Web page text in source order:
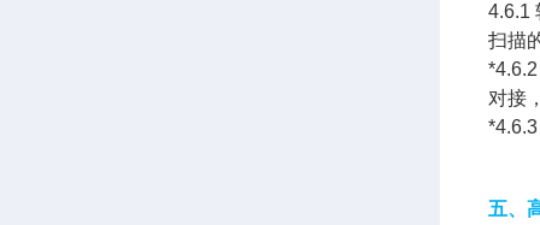
4.6.1
扫描
对接
五、